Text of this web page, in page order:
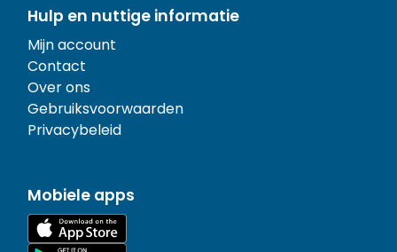
Hulp en nuttige informatie
Mijn account
Contact
Over ons
Gebruiksvoorwaarden
Privacybeleid
Mobiele apps